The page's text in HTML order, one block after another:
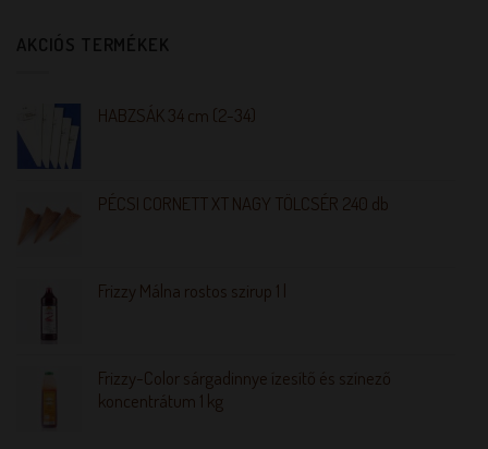
AKCIÓS TERMÉKEK
HABZSÁK 34 cm (2-34)
PÉCSI CORNETT XT NAGY TÖLCSÉR 240 db
Frizzy Málna rostos szirup 1 l
Frizzy-Color sárgadinnye ízesítő és színező
koncentrátum 1 kg